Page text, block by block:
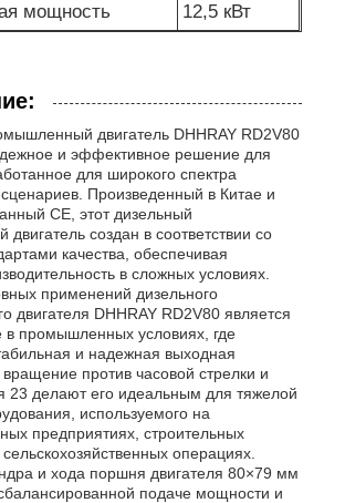
мощность
12,5 кВт
двигатель DHHRAY RD2V80
и эффективное решение для
для широкого спектра
Произведенный в Китае и
CE, этот дизельный
создан в соответствии со
качества, обеспечивая
в сложных условиях.
применений дизельного
двигателя DHHRAY RD2V80 является
в промышленных условиях, где
и надежная выходная
против часовой стрелки и
23 делают его идеальным для тяжелой
используемого на
предприятиях, строительных
операциях.
и хода поршня двигателя 80×79 мм
подаче мощности и